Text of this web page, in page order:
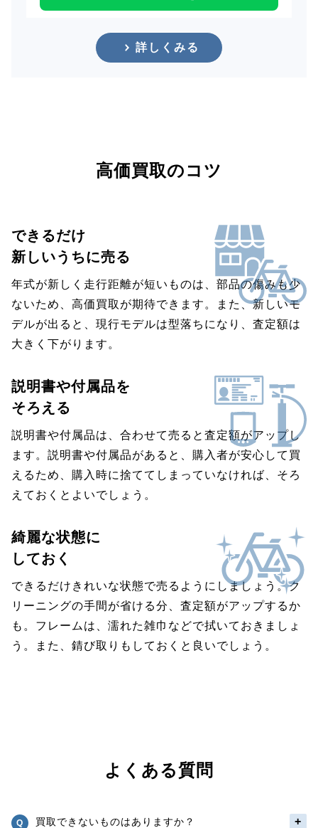
詳しくみる
高価買取のコツ
できるだけ
新しいうちに売る
年式が新しく走行距離が短いものは、部品の傷みも少
ないため、高価買取が期待できます。また、新しいモ
デルが出ると、現行モデルは型落ちになり、査定額は
大きく下がります。
説明書や付属品を
そろえる
説明書や付属品は、合わせて売ると査定額がアップし
ます。説明書や付属品があると、購入者が安心して買
えるため、購入時に捨ててしまっていなければ、そろ
えておくとよいでしょう。
綺麗な状態に
しておく
できるだけきれいな状態で売るようにしましょう。ク
リーニングの手間が省ける分、査定額がアップするか
も。フレームは、濡れた雑巾などで拭いておきましょ
う。また、錆び取りもしておくと良いでしょう。
よくある質問
買取できないものはありますか？